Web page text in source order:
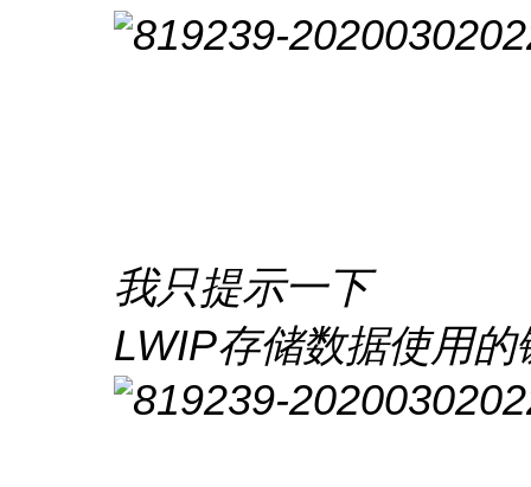
我只提示一下
LWIP存储数据使用的